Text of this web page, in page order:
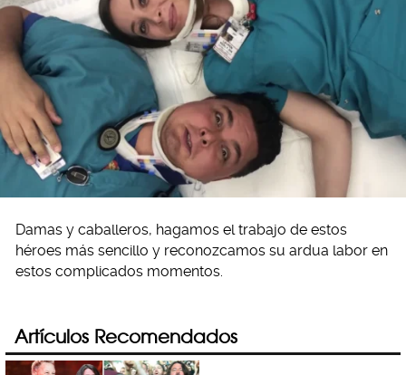
Damas y caballeros, hagamos el trabajo de estos
héroes más sencillo y reconozcamos su ardua labor en
estos complicados momentos.
Artículos Recomendados